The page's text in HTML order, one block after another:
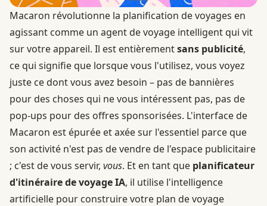
Macaron révolutionne la planification de voyages en
agissant comme un agent de voyage intelligent qui vit
sur votre appareil. Il est entièrementsans publicité,
ce qui signifie que lorsque vous l'utilisez, vous voyez
juste ce dont vous avez besoin – pas de bannières
pour des choses qui ne vous intéressent pas, pas de
pop-ups pour des offres sponsorisées. L'interface de
Macaron est épurée et axée sur l'essentiel parce que
son activité n'est pas de vendre de l'espace publicitaire
; c'est de vous servir, vous. Et en tant que planificateur
d'itinéraire de voyage IA, il utilise l'intelligence
artificielle pour construire votre plan de voyage